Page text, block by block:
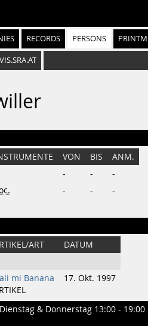
RECORDS PERSONS
VIS.SRA.AT
VON BIS
ANM.
- -
-
- - -
ART
DATUM
mi Banana
17. Okt. 1997
& Donnerstag 13:00 - 19:00